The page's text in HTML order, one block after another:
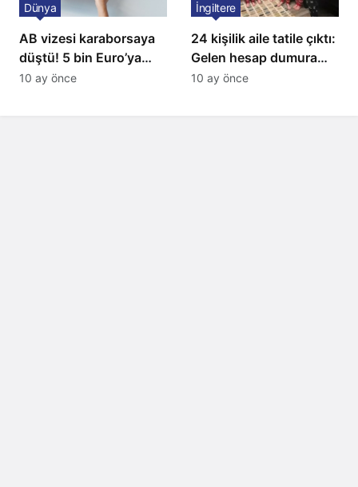
AB vizesi karaborsaya
düştü! 5 bin Euro’ya
varan fiyatlarla
Dünya
10 ay önce
24 kişilik aile tatile çıktı:
Gelen hesap dumura
uğrattı
İngiltere
10 ay önce